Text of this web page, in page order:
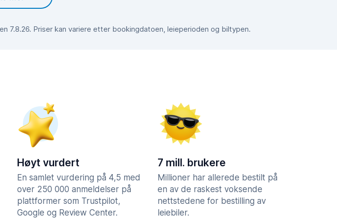
7.8.26. Priser kan variere etter bookingdatoen, leieperioden og biltypen.
Høyt vurdert
En samlet vurdering på 4,5 med
over 250 000 anmeldelser på
plattformer som Trustpilot,
Google og Review Center.
7 mill. brukere
Millioner har allerede bestilt på
en av de raskest voksende
nettstedene for bestilling av
leiebiler.